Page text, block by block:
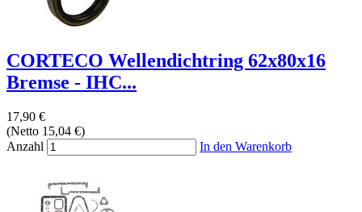
CORTECO Wellendichtring 62x80x16
Bremse - IHC...
17,90 €
(Netto 15,04 €)
Anzahl
In den Warenkorb